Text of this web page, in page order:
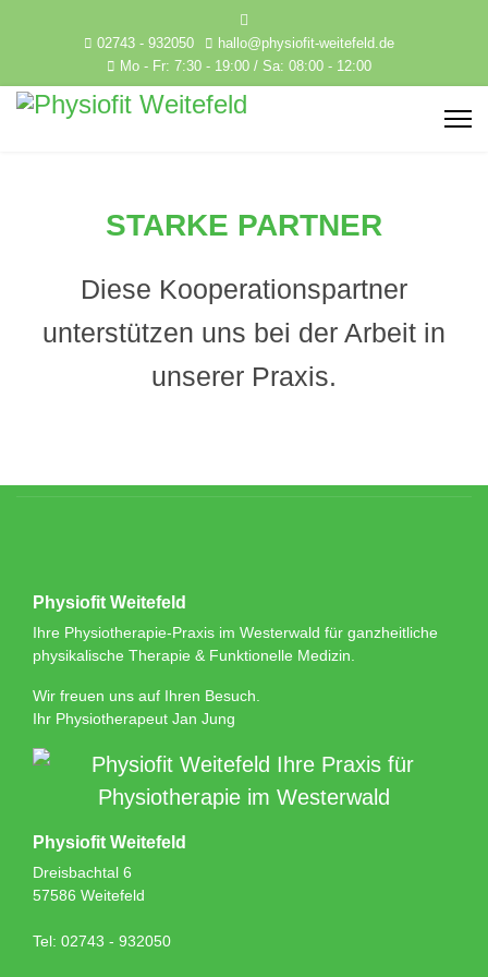
02743 - 932050
hallo@physiofit-weitefeld.de
Mo - Fr: 7:30 - 19:00 / Sa: 08:00 - 12:00
STARKE PARTNER
Diese Kooperationspartner
unterstützen uns bei der Arbeit in
unserer Praxis.
Physiofit Weitefeld
Ihre Physiotherapie-Praxis im Westerwald für ganzheitliche
physikalische Therapie & Funktionelle Medizin.
Wir freuen uns auf Ihren Besuch.
Ihr Physiotherapeut Jan Jung
Physiofit Weitefeld
Dreisbachtal 6
57586 Weitefeld
Tel: 02743 - 932050